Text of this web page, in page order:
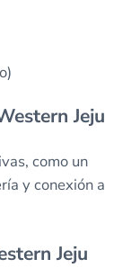
Jeju
como un
y conexión a
Jeju